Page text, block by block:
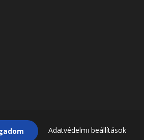
tárgyát képezik.
Adatvédelmi beállítások